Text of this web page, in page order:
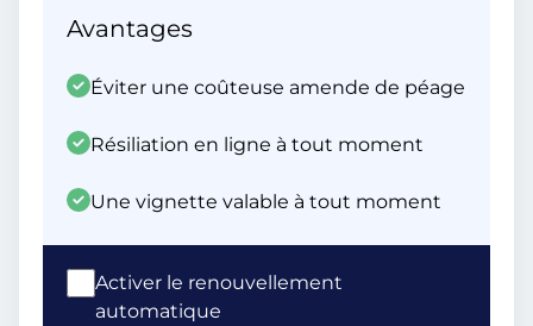
Avantages
Éviter une coûteuse amende de péage
Résiliation en ligne à tout moment
Une vignette valable à tout moment
Activer le renouvellement
automatique